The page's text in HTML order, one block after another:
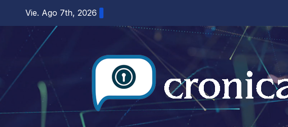
contenido
Vie. Ago 7th, 2026